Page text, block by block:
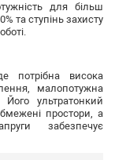
для більш
та ступінь захисту
потрібна висока
малопотужна
ультратонкий
простори, а
забезпечує